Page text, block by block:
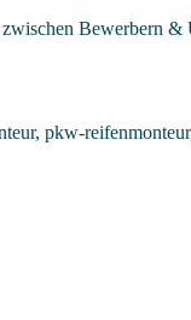
Bewerbern
pkw-